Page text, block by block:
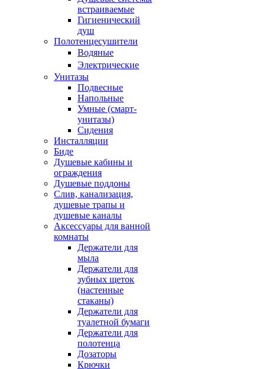
встраиваемые
Гигиенический
душ
Полотенцесушители
ㅤВодяные
ㅤЭлектрические
Унитазы
Подвесные
Напольные
Умные (смарт-
унитазы)
Сидения
Инсталляции
Биде
Душевые кабины и
ограждения
Душевые поддоны
Слив, канализация,
душевые трапы и
душевые каналы
Аксессуары для ванной
комнаты
Держатели для
мыла
Держатели для
зубных щеток
(настенные
стаканы)
Держатели для
туалетной бумаги
Держатели для
полотенца
Дозаторы
Крючки